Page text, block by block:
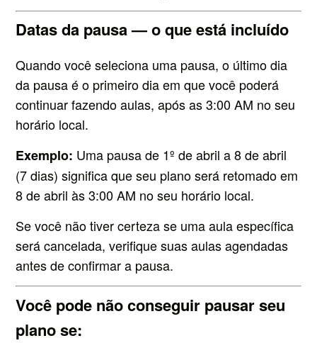
Datas da pausa — o que está incluído
Quando você seleciona uma pausa, o último dia
da pausa é o primeiro dia em que você poderá
continuar fazendo aulas, após as 3:00 AM no seu
horário local.
Exemplo: Uma pausa de 1º de abril a 8 de abril
(7 dias) significa que seu plano será retomado em
8 de abril às 3:00 AM no seu horário local.
Se você não tiver certeza se uma aula específica
será cancelada, verifique suas aulas agendadas
antes de confirmar a pausa.
Você pode não conseguir pausar seu
plano se: